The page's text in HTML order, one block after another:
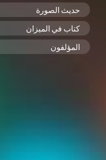
حديث الصورة
كتاب في الميزان
المؤلفون